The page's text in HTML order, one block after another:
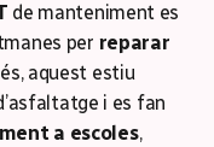
de manteniment es
per reparar
aquest estiu
i es fan
a escoles,